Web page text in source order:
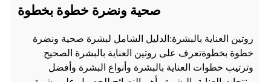
صحية ونضرة خطوة بخطوة
روتين العناية بالبشرة:الدليل الشامل لبشرة صحية ونضرة
خطوة بخطوةتعرف على روتين العناية بالبشرة الصحيح
وترتيب خطوات العناية بالبشرة وأنواع البشرة وأفضل